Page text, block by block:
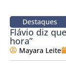
Destaques
Flávio diz
hora”
Mayara Leite